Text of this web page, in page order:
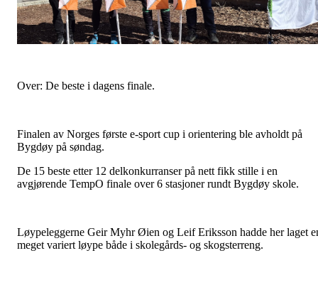
Over: De beste i dagens finale.
Finalen av Norges første e-sport cup i orientering ble avholdt på
Bygdøy på søndag.
De 15 beste etter 12 delkonkurranser på nett fikk stille i en
avgjørende TempO finale over 6 stasjoner rundt Bygdøy skole.
Løypeleggerne Geir Myhr Øien og Leif Eriksson hadde her laget
meget variert løype både i skolegårds- og skogsterreng.